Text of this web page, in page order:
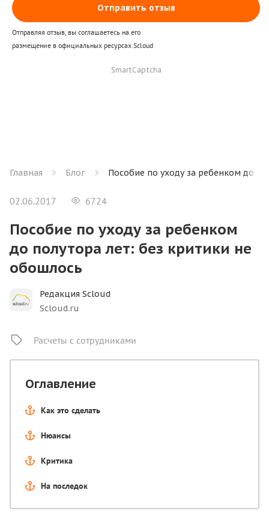
Отправить отзыв
Отправляя отзыв, вы соглашаетесь на его
размещение в официальных ресурсах Scloud
SmartCaptcha
Главная Блог Пособие по уходу за ребенком до
02.06.2017 6724
Пособие по уходу за ребенком
до полутора лет: без критики не
обошлось
Редакция Scloud
Scloud.ru
Расчеты с сотрудниками
Оглавление
Как это сделать
Нюансы
Критика
На последок